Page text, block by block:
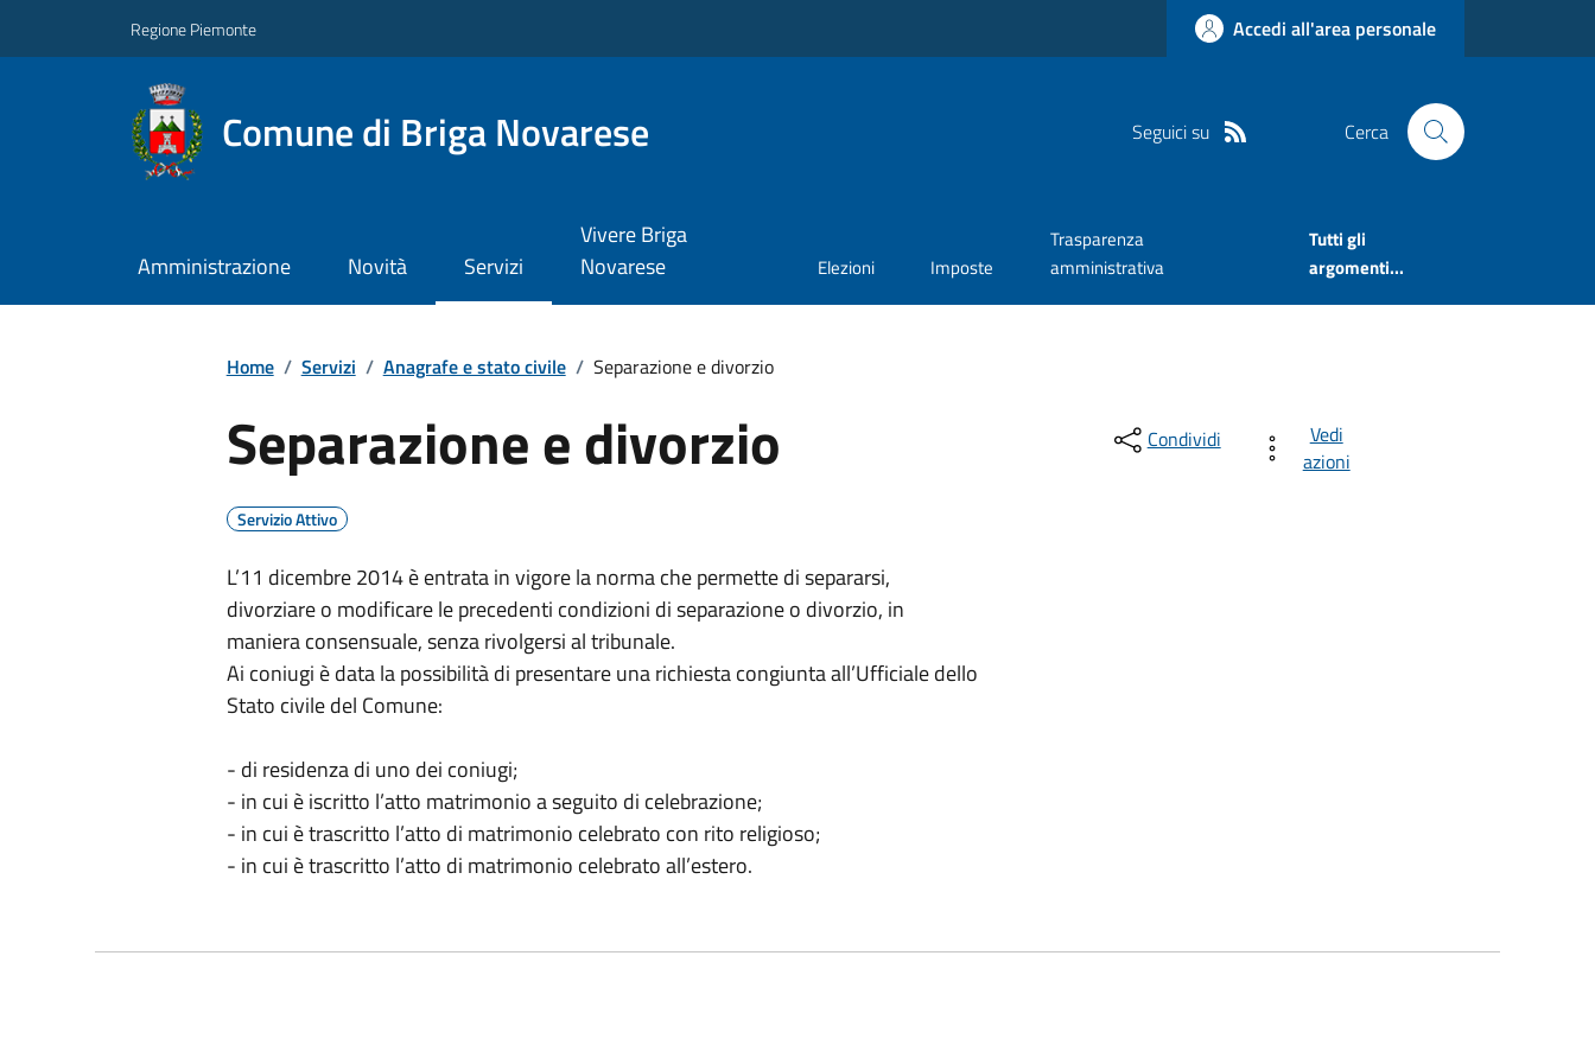
Regione Piemonte Accedi all'area personale
Comune di Briga Novarese Seguici su Cerca
Amministrazione Novità Servizi
Vivere Briga
Novarese
Elezioni Imposte
Trasparenza
amministrativa
Tutti gli
argomenti...
Home / Servizi / Anagrafe e stato civile / Separazione e divorzio
Separazione e divorzio
Servizio Attivo
L’11 dicembre 2014 è entrata in vigore la norma che permette di separarsi,
divorziare o modificare le precedenti condizioni di separazione o divorzio, in
maniera consensuale, senza rivolgersi al tribunale.
Ai coniugi è data la possibilità di presentare una richiesta congiunta all’Ufficiale dello
Stato civile del Comune:
- di residenza di uno dei coniugi;
- in cui è iscritto l’atto matrimonio a seguito di celebrazione;
- in cui è trascritto l’atto di matrimonio celebrato con rito religioso;
- in cui è trascritto l’atto di matrimonio celebrato all’estero.
Condividi
Vedi
azioni